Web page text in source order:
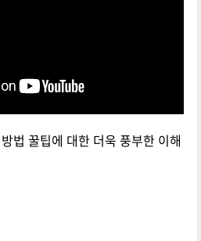
법 꿀팁에 대한 더욱 풍부한 이해